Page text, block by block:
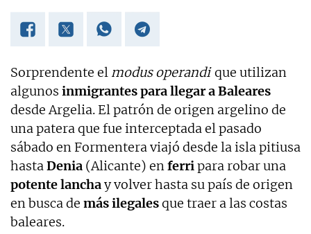
Sorprendente el modus operandique utilizan
algunos inmigrantes para llegar a Baleares
desde Argelia. El patrón de origen argelino de
una patera que fue interceptada el pasado
sábado en Formentera viajó desde la isla pitiusa
hastaDenia (Alicante) enferripara robar una
potente lanchay volver hasta su país de origen
en busca de más ilegalesque traer a las costas
baleares.